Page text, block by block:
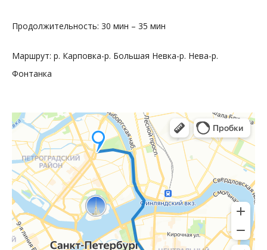
Продолжительность: 30 мин – 35 мин
Маршрут: р. Карповка-р. Большая Невка-р. Нева-р.
Фонтанка
Санкт‑Петербург
Яндекс Карты — транспорт, навигация, поиск мест